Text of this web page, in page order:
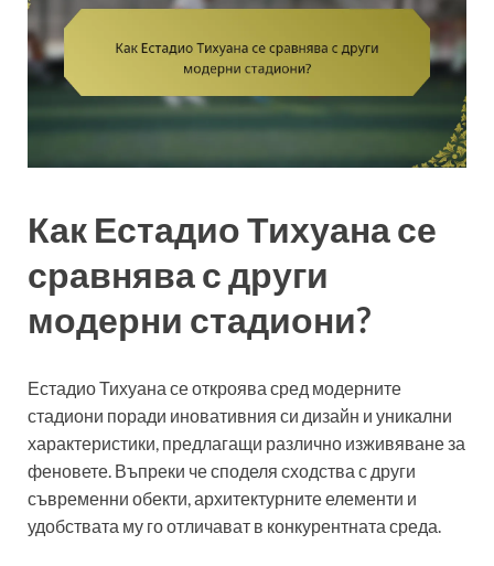
Как Естадио Тихуана се
сравнява с други
модерни стадиони?
Естадио Тихуана се откроява сред модерните
стадиони поради иновативния си дизайн и уникални
характеристики, предлагащи различно изживяване за
феновете. Въпреки че споделя сходства с други
съвременни обекти, архитектурните елементи и
удобствата му го отличават в конкурентната среда.